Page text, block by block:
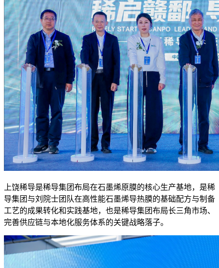
上饶稀导是稀导集团布局在石墨烯原膜的核心生产基地，是稀
导集团与刘院士团队在高性能石墨烯导热膜的基础配方与制备
工艺的成果转化和实践基地，也是稀导集团布局长三角市场、
完善供应链与本地化服务体系的关键战略落子。